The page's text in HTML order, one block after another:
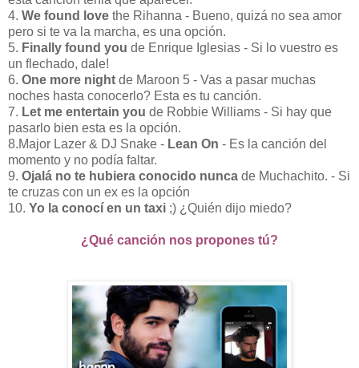
4. We found love the Rihanna - Bueno, quizá no sea amor
pero si te va la marcha, es una opción.
5. Finally found you de Enrique Iglesias - Si lo vuestro es
un flechado, dale!
6. One more night de Maroon 5 - Vas a pasar muchas
noches hasta conocerlo? Esta es tu canción.
7. Let me entertain you de Robbie Williams - Si hay que
pasarlo bien esta es la opción.
8.Major Lazer & DJ Snake - Lean On - Es la canción del
momento y no podía faltar.
9. Ojalá no te hubiera conocido nunca de Muchachito. - Si
te cruzas con un ex es la opción
10. Yo la conocí en un taxi ;) ¿Quién dijo miedo?
¿Qué canción nos propones tú?